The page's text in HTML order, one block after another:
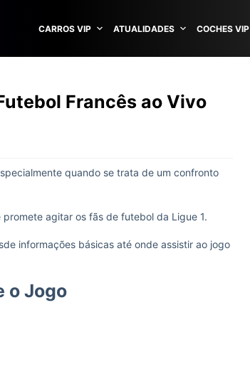
CARROS VIP ATUALIDADES COCHES VIP
Francês ao Vivo
quando se trata de um confronto
promete agitar os fãs de futebol da Ligue 1.
informações básicas até onde assistir ao jogo
o Jogo